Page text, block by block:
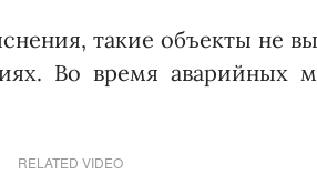
такие объекты не
Во время аварийных
RELATED VIDEO